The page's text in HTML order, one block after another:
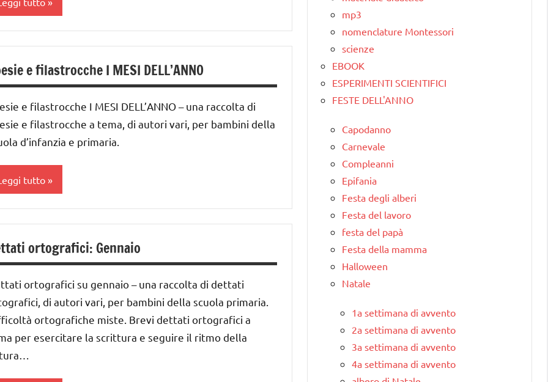
/
e
GLI
ETA'
GLI
poesie e
e filastrocche I MESI DELL’ANNO
e filastrocche I MESI DELL’ANNO – una raccolta di
e filastrocche a tema, di autori vari, per bambini della
d’infanzia e primaria.
tutto
ortografici: Gennaio
ortografici su gennaio – una raccolta di dettati
di autori vari, per bambini della scuola primaria.
ortografiche miste. Brevi dettati ortografici a
per esercitare la scrittura e seguire il ritmo della
mp3
nomenclature Montessori
scienze
EBOOK
ESPERIMENTI SCIENTIFICI
FESTE DELL'ANNO
Capodanno
Carnevale
Compleanni
Epifania
Festa degli alberi
Festa del lavoro
festa del papà
Festa della mamma
Halloween
Natale
1a settimana di avvento
2a settimana di avvento
3a settimana di avvento
4a settimana di avvento